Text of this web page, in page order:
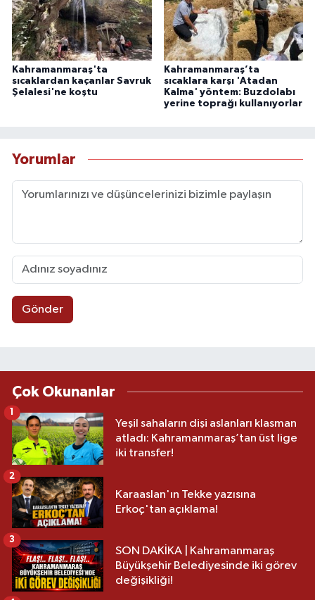
Kahramanmaraş'ta
sıcaklardan kaçanlar Savruk
Şelalesi'ne koştu
Kahramanmaraş’ta
sıcaklara karşı 'Atadan
Kalma' yöntem: Buzdolabı
yerine toprağı kullanıyorlar
Yorumlar
Gönder
Çok Okunanlar
Yeşil sahaların dişi aslanları klasman
atladı: Kahramanmaraş’tan üst lige
iki transfer!
Karaaslan'ın Tekke yazısına
Erkoç'tan açıklama!
2
SON DAKİKA | Kahramanmaraş
Büyükşehir Belediyesinde iki görev
değişikliği!
3